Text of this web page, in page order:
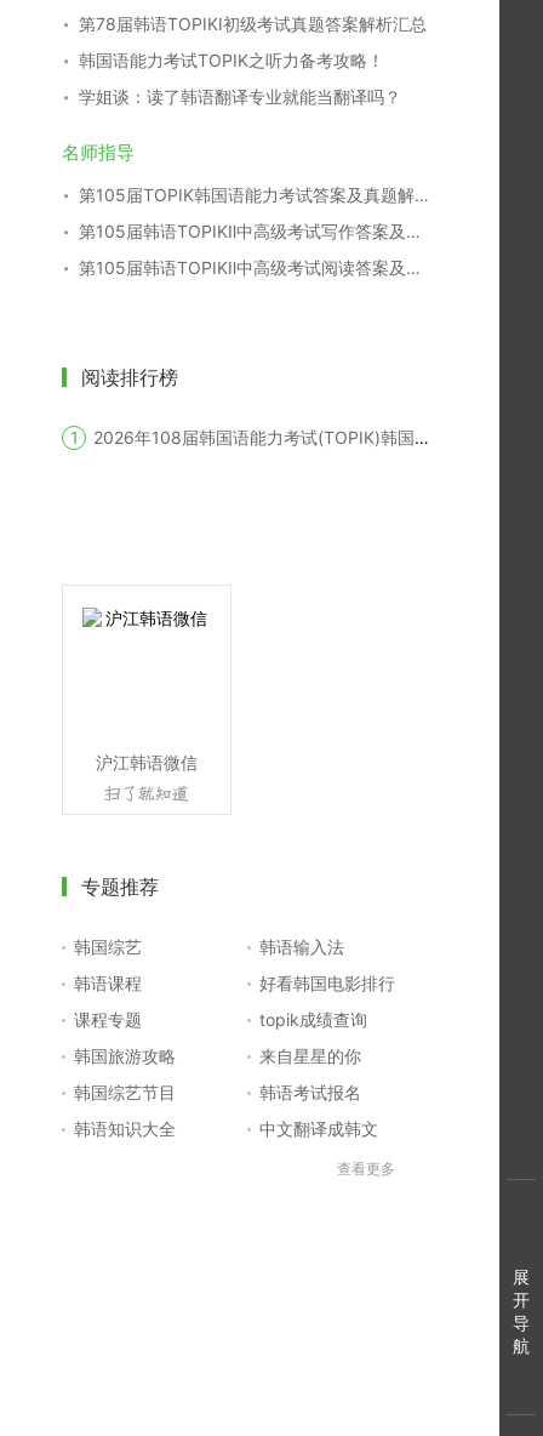
第78届韩语TOPIKⅠ初级考试真题答案解析汇总
韩国语能力考试TOPIK之听力备考攻略！
学姐谈：读了韩语翻译专业就能当翻译吗？
名师指导
第105届TOPIK韩国语能力考试答案及真题解析汇总
第105届韩语TOPIKⅡ中高级考试写作答案及真题解析
第105届韩语TOPIKⅡ中高级考试阅读答案及真题解析
阅读排行榜
2026年108届韩国语能力考试(TOPIK)韩国报名时间
沪江韩语微信
专题推荐
韩国综艺
韩语输入法
韩语课程
好看韩国电影排行
课程专题
topik成绩查询
韩国旅游攻略
来自星星的你
韩国综艺节目
韩语考试报名
韩语知识大全
中文翻译成韩文
查看更多
展
开
导
航